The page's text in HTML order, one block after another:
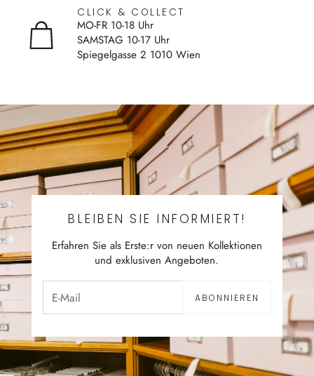
CLICK & COLLECT
MO-FR 10-18 Uhr
SAMSTAG 10-17 Uhr
Spiegelgasse 2 1010 Wien
BLEIBEN SIE INFORMIERT!
Erfahren Sie als Erste:r von neuen Kollektionen
und exklusiven Angeboten.
ABONNIEREN